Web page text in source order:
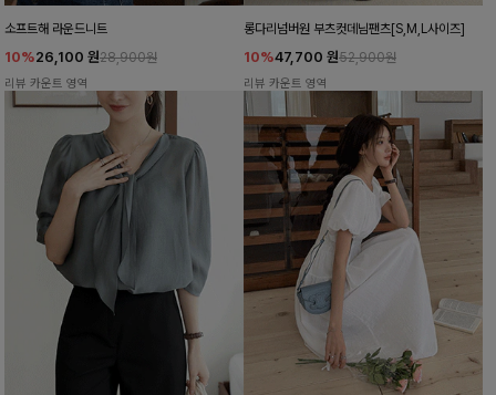
소프트해 라운드니트
10%26,100 원28,900원
리뷰 카운트 영역
롱다리넘버원 부츠컷데님팬츠[S,M,L사이즈]
10%47,700 원52,900원
리뷰 카운트 영역